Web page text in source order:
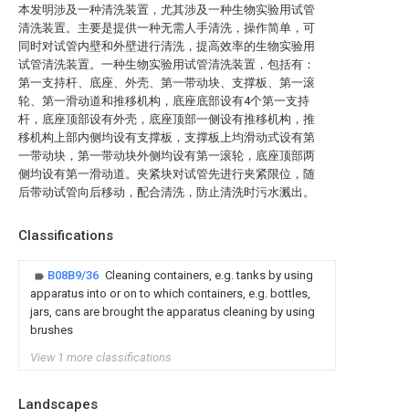
本发明涉及一种清洗装置，尤其涉及一种生物实验用试管
清洗装置。主要是提供一种无需人手清洗，操作简单，可
同时对试管内壁和外壁进行清洗，提高效率的生物实验用
试管清洗装置。一种生物实验用试管清洗装置，包括有：
第一支持杆、底座、外壳、第一带动块、支撑板、第一滚
轮、第一滑动道和推移机构，底座底部设有4个第一支持
杆，底座顶部设有外壳，底座顶部一侧设有推移机构，推
移机构上部内侧均设有支撑板，支撑板上均滑动式设有第
一带动块，第一带动块外侧均设有第一滚轮，底座顶部两
侧均设有第一滑动道。夹紧块对试管先进行夹紧限位，随
后带动试管向后移动，配合清洗，防止清洗时污水溅出。
Classifications
B08B9/36 Cleaning containers, e.g. tanks by using
apparatus into or on to which containers, e.g. bottles,
jars, cans are brought the apparatus cleaning by using
brushes
View 1 more classifications
Landscapes